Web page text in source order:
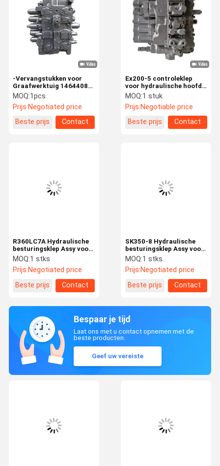
-Vervangstukken voor
Graafwerktuig 14644087
EC360B-het
Staalmateriaal van de
Controleklep
MOQ:1pcs
Prijs:Negotiated price
Beste prijs
Contact
Ex200-5 controleklep
voor hydraulische hoofd
de controleklep 4366959
van het
hitachigraafwerktuig
MOQ:1 stuk
Prijs:Negotiable price
Beste prijs
Contact
R360LC7A Hydraulische
besturingsklep Assy voor
graafmachine
reserveonderdelen 31NA-
10110
Hoofdbesturingsklep
MOQ:1 stks
Prijs:Negotiated price
Beste prijs
Contact
SK350-8 Hydraulische
besturingsklep Assy voor
Kobelco Graafmachine
Spare Parts
LC30V00028F4
KMX15YD-B44031D
Hoofdbesturingsklep
MOQ:1 stks
Prijs:Negotiated price
Beste prijs
Contact
Bespaar je tijd
Laat ons met u contact opnemen met de
beste producten.
Geef uw vereiste